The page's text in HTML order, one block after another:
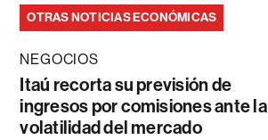
OTRAS NOTICIAS ECONÓMICAS
NEGOCIOS
Itaú recorta su previsión de
ingresos por comisiones ante la
volatilidad del mercado